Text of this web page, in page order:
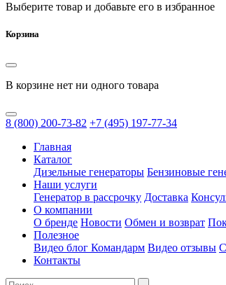
Выберите товар и добавьте его в избранное
Корзина
В корзине нет ни одного товара
8 (800) 200-73-82 +7 (495) 197-77-34
Главная
Каталог
Дизельные генераторы Бензиновые
Наши услуги
Генератор в рассрочку Доставка
О компании
О бренде Новости Обмен и возврат
Полезное
Видео блог Командарм Видео отзывы
Контакты